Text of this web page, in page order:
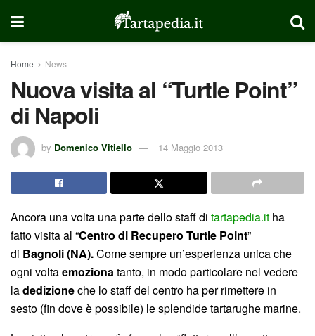
Home News
Nuova visita al “Turtle Point”
di Napoli
by Domenico Vitiello 14 Maggio 2013
Ancora una volta una parte dello staff di tartapedia.it ha
fatto visita al “Centro di Recupero Turtle Point”
di Bagnoli (NA).Come sempre un’esperienza unica che
ogni voltaemozionatanto, in modo particolare nel vedere
ladedizioneche lo staff del centro ha per rimettere in
sesto (fin dove è possibile) le splendide tartarughe marine.